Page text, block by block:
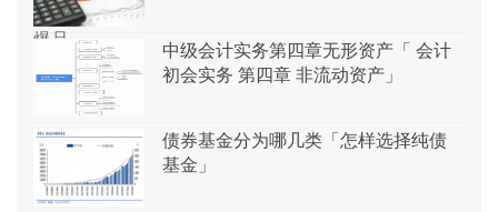
中级会计实务第四章无形资产「 会计
初会实务 第四章 非流动资产」
债券基金分为哪几类「怎样选择纯债
基金」